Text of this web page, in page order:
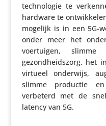
tech­no­logie te
hardware te
mogelijk is in een 5G-
onder meer het
voer­tuigen, slimme
gezond­heids­zorg, het
virtueel onderwijs,
slimme productie
verbeterd met de
latency van 5G.